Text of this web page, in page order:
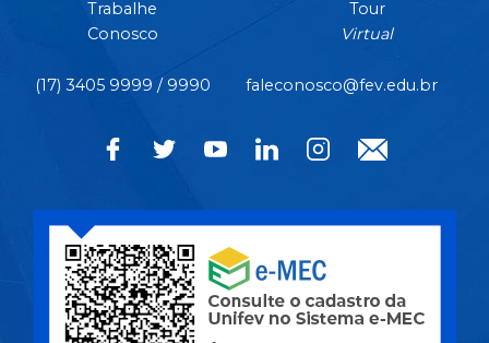
Trabalhe
Conosco
Tour
Virtual
(17) 3405 9999 / 9990 faleconosco@fev.edu.br